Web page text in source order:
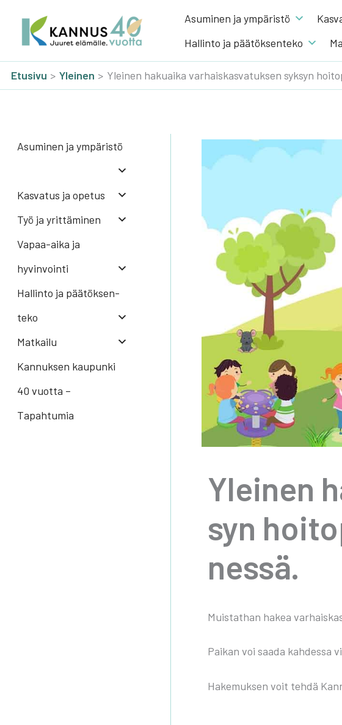
sisältöön
Asu­mi­nen ja ympä­ris­tö
Hal­lin­to ja pää­tök­sen­te­ko
Etusivu Yleinen Yleinen hakuaika varhaiskasvatuksen syksyn
Asu­mi­nen ja ympä­ris­tö
Kas­va­tus ja ope­tus
Työ ja yrit­tä­mi­nen
Vapaa-aika ja
hyvinvointi
Hal­lin­to ja pää­tök­sen­
te­ko
Mat­kai­lu
Kannuksen kaupunki
40 vuotta –
Tapahtumia
Ylei­nen
syn
nes­sä.
Muis­tat­han hakea
Pai­kan voi saa­da kah­des­sa
Hake­muk­sen voit teh­dä